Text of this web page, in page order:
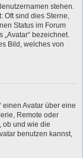
stehen.
Oft sind dies Sterne,
Status im Forum
bezeichnet.
Bild, welches von
einen Avatar über eine
Remote oder
ob und wie die
benutzen kannst,